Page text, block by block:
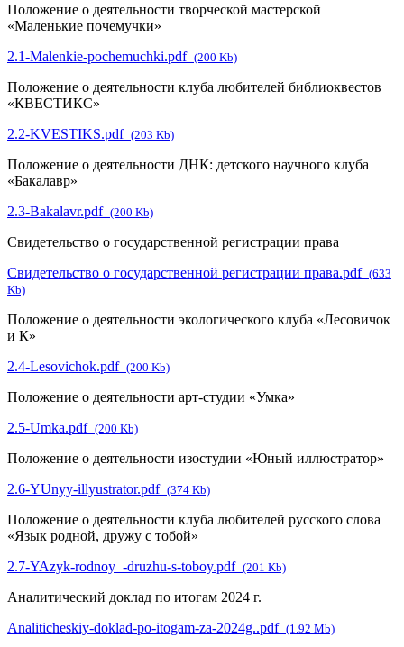
Положение о деятельности творческой мастерской
«Маленькие почемучки»
2.1-Malenkie-pochemuchki.pdf (200 Kb)
Положение о деятельности клуба любителей библиоквестов
«КВЕСТИКС»
2.2-KVESTIKS.pdf (203 Kb)
Положение о деятельности ДНК: детского научного клуба
«Бакалавр»
2.3-Bakalavr.pdf (200 Kb)
Свидетельство о государственной регистрации права
Свидетельство о государственной регистрации права.pdf (633
Kb)
Положение о деятельности экологического клуба «Лесовичок
и К»
2.4-Lesovichok.pdf (200 Kb)
Положение о деятельности арт-студии «Умка»
2.5-Umka.pdf (200 Kb)
Положение о деятельности изостудии «Юный иллюстратор»
2.6-YUnyy-illyustrator.pdf (374 Kb)
Положение о деятельности клуба любителей русского слова
«Язык родной, дружу с тобой»
2.7-YAzyk-rodnoy_-druzhu-s-toboy.pdf (201 Kb)
Аналитический доклад по итогам 2024 г.
Analiticheskiy-doklad-po-itogam-za-2024g..pdf (1.92 Mb)